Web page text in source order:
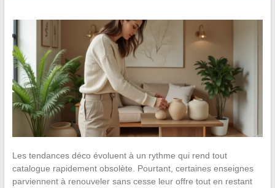
Les tendances déco évoluent à un rythme qui rend tout
catalogue rapidement obsolète. Pourtant, certaines enseignes
parviennent à renouveler sans cesse leur offre tout en restant